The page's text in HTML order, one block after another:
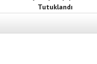
Tutuklandı